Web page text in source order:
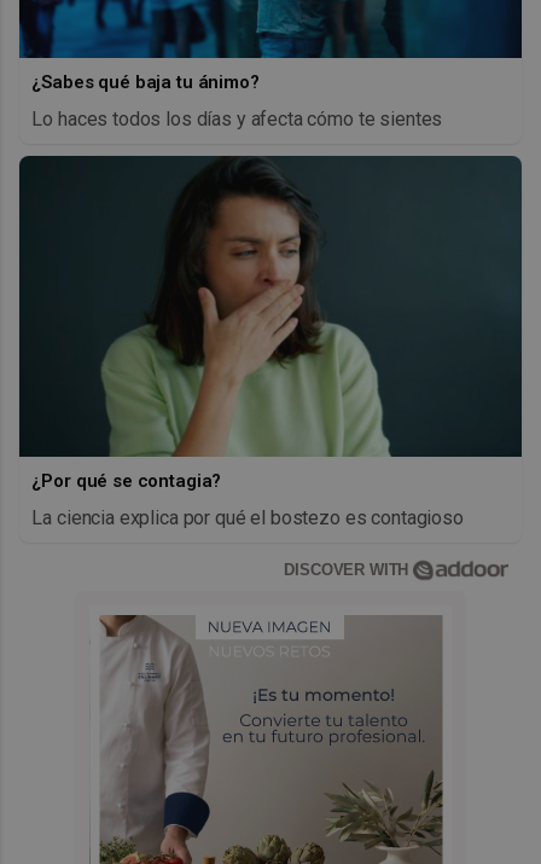
¿Sabes qué baja tu ánimo?
Lo haces todos los días y afecta cómo te sientes
¿Por qué se contagia?
La ciencia explica por qué el bostezo es contagioso
DISCOVER WITH